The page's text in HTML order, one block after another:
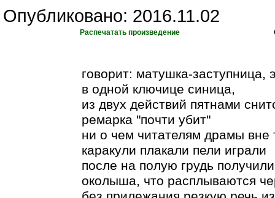
Опубликовано: 2016.11.02
Распечатать произведение
говорит: матушка-заступница,
в одной ключице синица,
из двух действий пятнами
ремарка "почти убит"
ни о чем читателям драмы вне
каракули плакали пели играли
после на полую грудь
околыша, что расплываются